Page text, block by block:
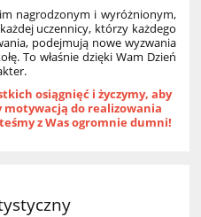
nagrodzonym i wyróżnionym,
uczennicy, którzy każdego
podejmują nowe wyzwania
To właśnie dzięki Wam Dzień
osiągnięć i życzymy, aby
motywacją do realizowania
z Was ogromnie dumni!